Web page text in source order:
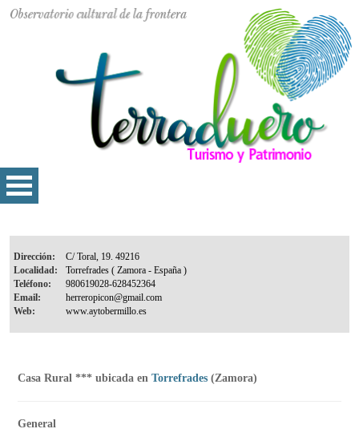
Dirección:
Localidad:
Teléfono:
Email:
Web:
Casa Rural *** ubicada en Torrefrades (Zamora)
General